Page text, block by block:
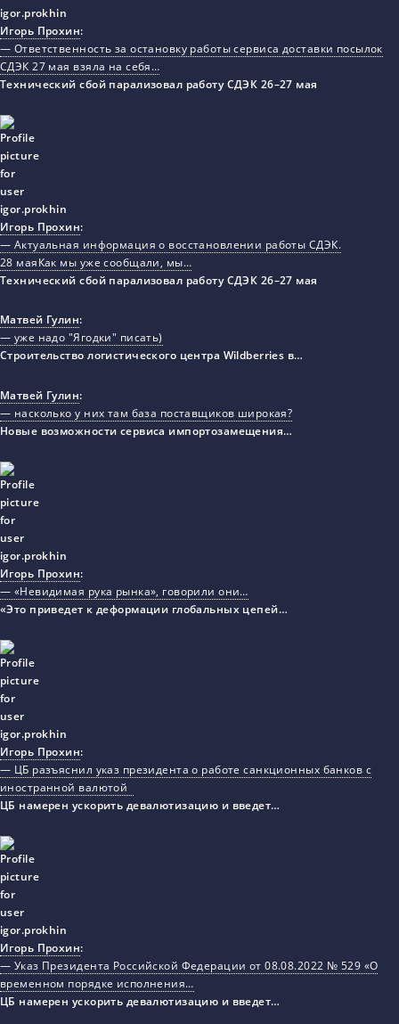
Игорь Прохин:
— Ответственность за остановку работы сервиса доставки посылок
СДЭК 27 мая взяла на себя…
Технический сбой парализовал работу СДЭК 26–27 мая
Игорь Прохин:
— Актуальная информация о восстановлении работы СДЭК.
28 маяКак мы уже сообщали, мы…
Технический сбой парализовал работу СДЭК 26–27 мая
Матвей Гулин:
— уже надо "Ягодки" писать)
Строительство логистического центра Wildberries в…
Матвей Гулин:
— насколько у них там база поставщиков широкая?
Новые возможности сервиса импортозамещения…
Игорь Прохин:
— «Невидимая рука рынка», говорили они…
«Это приведет к деформации глобальных цепей…
Игорь Прохин:
— ЦБ разъяснил указ президента о работе санкционных банков с
иностранной валютой
ЦБ намерен ускорить девалютизацию и введет…
Игорь Прохин:
— Указ Президента Российской Федерации от 08.08.2022 № 529 «О
временном порядке исполнения…
ЦБ намерен ускорить девалютизацию и введет…